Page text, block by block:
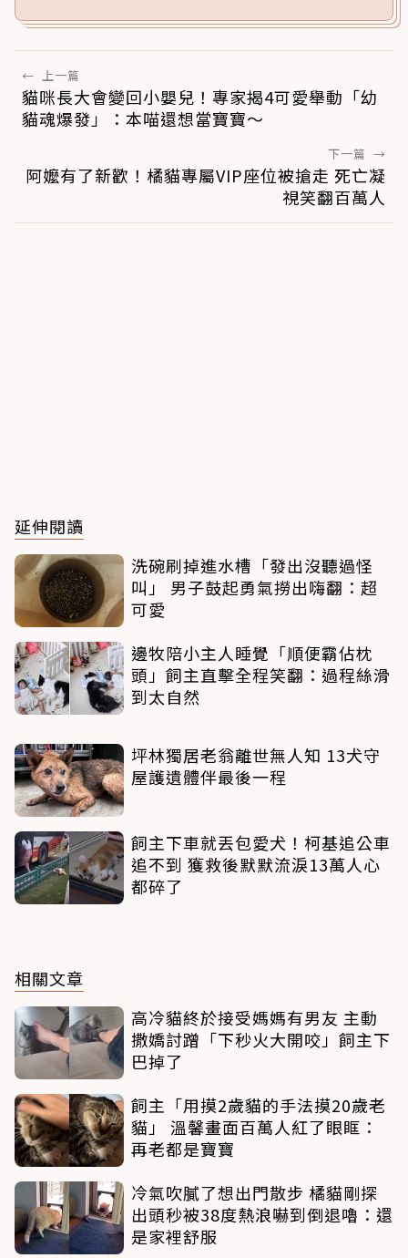
← 上一篇
貓咪長大會變回小嬰兒！專家揭4可愛舉動「幼
貓魂爆發」：本喵還想當寶寶～
下一篇 →
阿嬤有了新歡！橘貓專屬VIP座位被搶走 死亡凝
視笑翻百萬人
延伸閱讀
洗碗刷掉進水槽「發出沒聽過怪
叫」 男子鼓起勇氣撈出嗨翻：超
可愛
邊牧陪小主人睡覺「順便霸佔枕
頭」飼主直擊全程笑翻：過程絲滑
到太自然
坪林獨居老翁離世無人知 13犬守
屋護遺體伴最後一程
飼主下車就丟包愛犬！柯基追公車
追不到 獲救後默默流淚13萬人心
都碎了
相關文章
高冷貓終於接受媽媽有男友 主動
撒嬌討蹭「下秒火大開咬」飼主下
巴掉了
飼主「用摸2歲貓的手法摸20歲老
貓」 溫馨畫面百萬人紅了眼眶：
再老都是寶寶
冷氣吹膩了想出門散步 橘貓剛探
出頭秒被38度熱浪嚇到倒退嚕：還
是家裡舒服